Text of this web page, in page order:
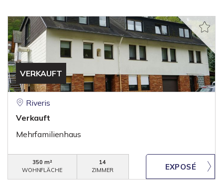
VERKAUFT
Riveris
Verkauft
Mehrfamilienhaus
350 m²
WOHNFLÄCHE
14
ZIMMER